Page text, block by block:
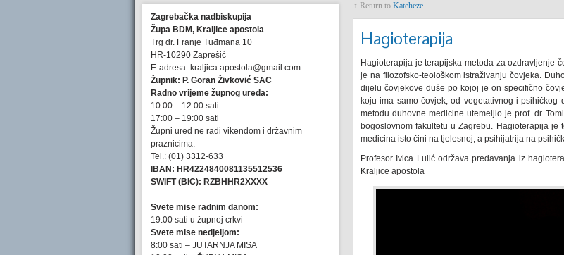
Zagrebačka nadbiskupija
Župa BDM, Kraljice apostola
Trg dr. Franje Tuđmana 10
HR-10290 Zaprešić
E-adresa: kraljica.apostola@gmail.com
Župnik: P. Goran Živković SAC
Radno vrijeme župnog ureda:
10:00 – 12:00 sati
17:00 – 19:00 sati
Župni ured ne radi vikendom i državnim
praznicima.
Tel.: (01) 3312-633
IBAN: HR4224840081135512536
SWIFT (BIC): RZBHHR2XXXX
Svete mise radnim danom:
19:00 sati u župnoj crkvi
Svete mise nedjeljom:
8:00 sati – JUTARNJA MISA
↑ Return to Kateheze
Hagioterapija
Hagioterapija je terapijska metoda za ozdravljenje
je na filozofsko-teološkom istraživanju čovjeka.
dijelu čovjekove duše po kojoj je on specifično
koju ima samo čovjek, od vegetativnog i
metodu duhovne medicine utemeljio je prof. dr.
bogoslovnom fakultetu u Zagrebu. Hagioterapija
medicina isto čini na tjelesnoj, a psihijatrija na
Profesor Ivica Lulić održava predavanja iz
Kraljice apostola